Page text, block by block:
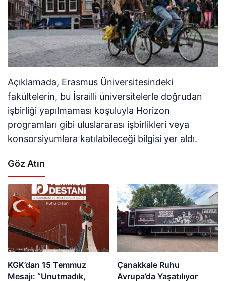
Açıklamada, Erasmus Üniversitesindeki
fakültelerin, bu İsrailli üniversitelerle doğrudan
işbirliği yapılmaması koşuluyla Horizon
programları gibi uluslararası işbirlikleri veya
konsorsiyumlara katılabileceği bilgisi yer aldı.
Göz Atın
KGK’dan 15 Temmuz
Mesajı: “Unutmadık,
Çanakkale Ruhu
Avrupa’da Yaşatılıyor